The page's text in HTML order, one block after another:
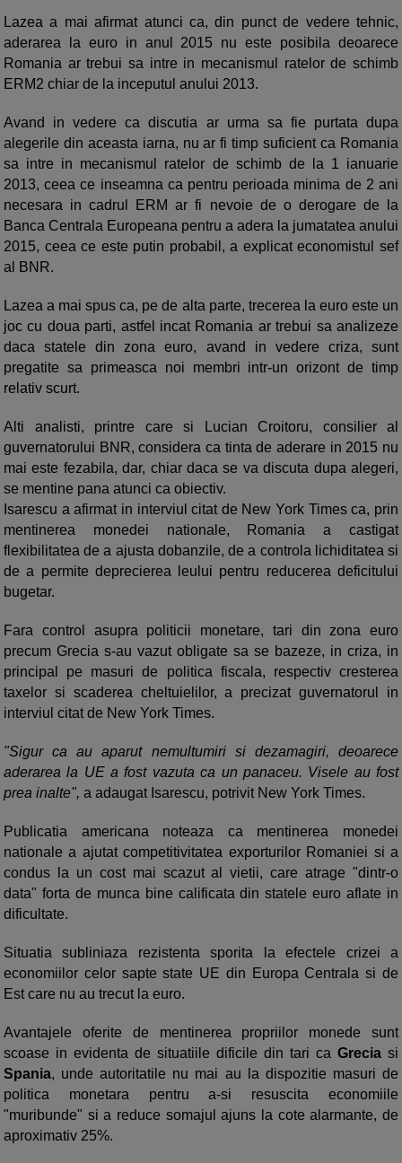
Lazea a mai afirmat atunci ca, din punct de vedere tehnic,
aderarea la euro in anul 2015 nu este posibila deoarece
Romania ar trebui sa intre in mecanismul ratelor de schimb
ERM2 chiar de la inceputul anului 2013.
Avand in vedere ca discutia ar urma sa fie purtata dupa
alegerile din aceasta iarna, nu ar fi timp suficient ca Romania
sa intre in mecanismul ratelor de schimb de la 1 ianuarie
2013, ceea ce inseamna ca pentru perioada minima de 2 ani
necesara in cadrul ERM ar fi nevoie de o derogare de la
Banca Centrala Europeana pentru a adera la jumatatea anului
2015, ceea ce este putin probabil, a explicat economistul sef
al BNR.
Lazea a mai spus ca, pe de alta parte, trecerea la euro este un
joc cu doua parti, astfel incat Romania ar trebui sa analizeze
daca statele din zona euro, avand in vedere criza, sunt
pregatite sa primeasca noi membri intr-un orizont de timp
relativ scurt.
Alti analisti, printre care si Lucian Croitoru, consilier al
guvernatorului BNR, considera ca tinta de aderare in 2015 nu
mai este fezabila, dar, chiar daca se va discuta dupa alegeri,
se mentine pana atunci ca obiectiv.
Isarescu a afirmat in interviul citat de New York Times ca, prin
mentinerea monedei nationale, Romania a castigat
flexibilitatea de a ajusta dobanzile, de a controla lichiditatea si
de a permite deprecierea leului pentru reducerea deficitului
bugetar.
Fara control asupra politicii monetare, tari din zona euro
precum Grecia s-au vazut obligate sa se bazeze, in criza, in
principal pe masuri de politica fiscala, respectiv cresterea
taxelor si scaderea cheltuielilor, a precizat guvernatorul in
interviul citat de New York Times.
"Sigur ca au aparut nemultumiri si dezamagiri, deoarece
aderarea la UE a fost vazuta ca un panaceu. Visele au fost
prea inalte", a adaugat Isarescu, potrivit New York Times.
Publicatia americana noteaza ca mentinerea monedei
nationale a ajutat competitivitatea exporturilor Romaniei si a
condus la un cost mai scazut al vietii, care atrage "dintr-o
data" forta de munca bine calificata din statele euro aflate in
dificultate.
Situatia subliniaza rezistenta sporita la efectele crizei a
economiilor celor sapte state UE din Europa Centrala si de
Est care nu au trecut la euro.
Avantajele oferite de mentinerea propriilor monede sunt
scoase in evidenta de situatiile dificile din tari ca Grecia si
Spania, unde autoritatile nu mai au la dispozitie masuri de
politica monetara pentru a-si resuscita economiile
"muribunde" si a reduce somajul ajuns la cote alarmante, de
aproximativ 25%.